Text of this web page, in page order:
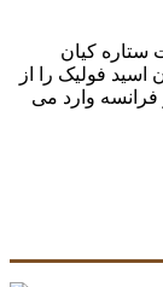
کیان
اسید فولیک را از
وارد می